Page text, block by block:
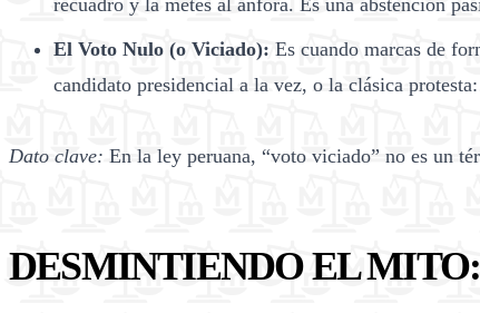
El Voto Nulo (o Viciado): Es cuando marcas de
candidato presidencial a la vez, o la clásica
Dato clave: En la ley peruana, “voto viciado” no es un
DESMINTIENDO EL